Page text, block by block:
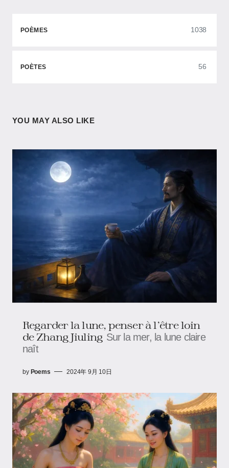
POÈMES 1038
POÈTES 56
YOU MAY ALSO LIKE
Regarder la lune, penser à l’être loin
de Zhang Jiuling Sur la mer, la lune claire
naît
by Poems 2024年 9月 10日